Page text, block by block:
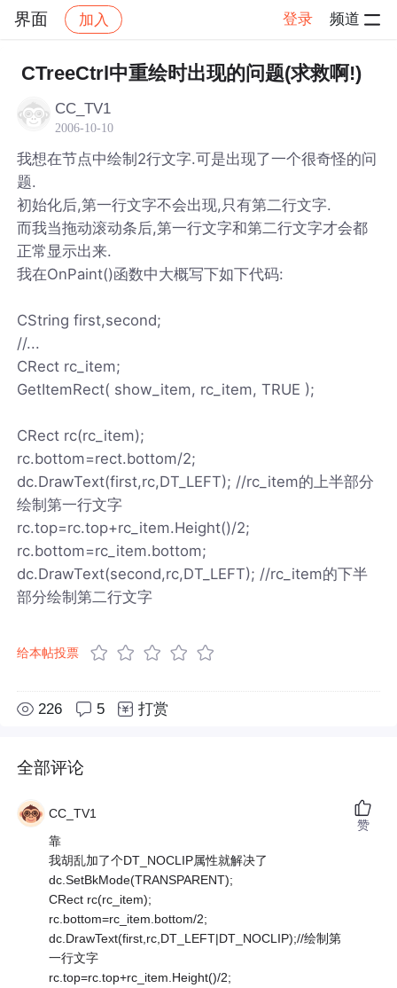
界面 加入 登录 频道
社区 界面 帖子详情
CTreeCtrl中重绘时出现的问题(求救啊!)
CC_TV1
2006-10-10
我想在节点中绘制2行文字.可是出现了一个很奇怪的问
题.
初始化后,第一行文字不会出现,只有第二行文字.
而我当拖动滚动条后,第一行文字和第二行文字才会都
正常显示出来.
我在OnPaint()函数中大概写下如下代码:
CString first,second;
//...
CRect rc_item;
GetItemRect( show_item, rc_item, TRUE );
CRect rc(rc_item);
rc.bottom=rect.bottom/2;
dc.DrawText(first,rc,DT_LEFT); //rc_item的上半部分
绘制第一行文字
rc.top=rc.top+rc_item.Height()/2;
rc.bottom=rc_item.bottom;
dc.DrawText(second,rc,DT_LEFT); //rc_item的下半
部分绘制第二行文字
给本帖投票
226 5 打赏
全部评论
CC_TV1
靠
我胡乱加了个DT_NOCLIP属性就解决了
dc.SetBkMode(TRANSPARENT);
CRect rc(rc_item);
rc.bottom=rc_item.bottom/2;
dc.DrawText(first,rc,DT_LEFT|DT_NOCLIP);//绘制第
一行文字
rc.top=rc.top+rc_item.Height()/2;
赞